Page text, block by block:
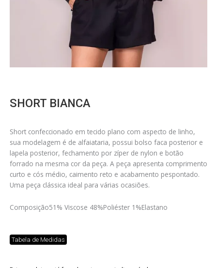
SHORT BIANCA
Short confeccionado em tecido plano com aspecto de linho,
sua modelagem é de alfaiataria, possui bolso faca posterior e
lapela posterior, fechamento por zíper de nylon e botão
forrado na mesma cor da peça. A peça apresenta comprimento
curto e cós médio, caimento reto e acabamento pespontado.
Uma peça clássica ideal para várias ocasiões.
Composição51% Viscose 48%Poliéster 1%Elastano
Tabela de Medidas